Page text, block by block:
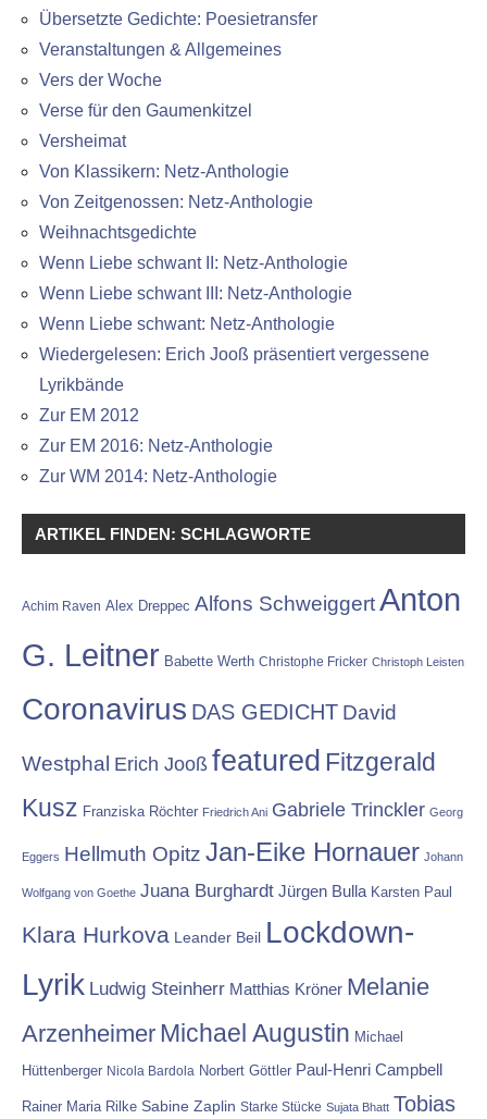
Übersetzte Gedichte: Poesietransfer
Veranstaltungen & Allgemeines
Vers der Woche
Verse für den Gaumenkitzel
Versheimat
Von Klassikern: Netz-Anthologie
Von Zeitgenossen: Netz-Anthologie
Weihnachtsgedichte
Wenn Liebe schwant II: Netz-Anthologie
Wenn Liebe schwant III: Netz-Anthologie
Wenn Liebe schwant: Netz-Anthologie
Wiedergelesen: Erich Jooß präsentiert vergessene
Lyrikbände
Zur EM 2012
Zur EM 2016: Netz-Anthologie
Zur WM 2014: Netz-Anthologie
ARTIKEL FINDEN: SCHLAGWORTE
Achim Raven Alex Dreppec Alfons SchweiggertAnton
G. Leitner Babette Werth Christophe Fricker Christoph Leisten
Coronavirus DAS GEDICHT David
Westphal Erich Jooß featured Fitzgerald
Kusz Franziska Röchter Friedrich Ani Gabriele Trinckler Georg
Eggers Hellmuth Opitz Jan-Eike Hornauer Johann
Wolfgang von Goethe Juana Burghardt Jürgen Bulla Karsten Paul
Klara Hurkova Leander Beil Lockdown-
Lyrik Ludwig Steinherr Matthias Kröner Melanie
Arzenheimer Michael Augustin Michael
Hüttenberger Nicola Bardola Norbert Göttler Paul-Henri Campbell
Rainer Maria Rilke Sabine Zaplin Starke Stücke Sujata Bhatt Tobias